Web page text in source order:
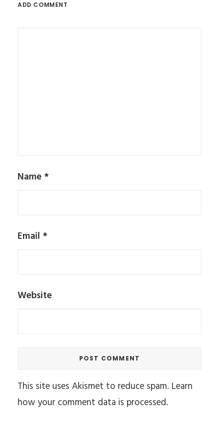
ADD COMMENT
Name *
Email *
Website
This site uses Akismet to reduce spam. Learn
how your comment data is processed.